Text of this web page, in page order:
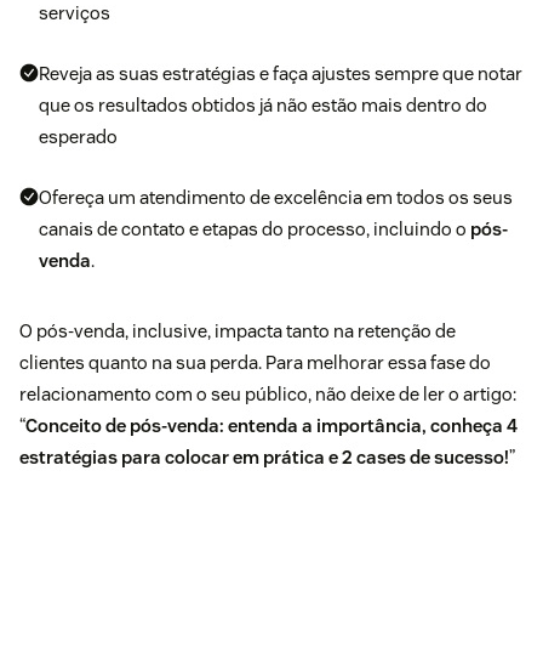
serviços
Reveja as suas estratégias e faça ajustes sempre que notar
que os resultados obtidos já não estão mais dentro do
esperado
Ofereça um atendimento de excelência em todos os seus
canais de contato e etapas do processo, incluindo o pós-
venda.
O pós-venda, inclusive, impacta tanto na retenção de
clientes quanto na sua perda. Para melhorar essa fase do
relacionamento com o seu público, não deixe de ler o artigo:
“Conceito de pós-venda: entenda a importância, conheça 4
estratégias para colocar em prática e 2 cases de sucesso!”